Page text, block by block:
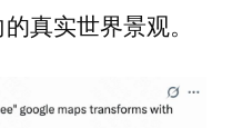
真实世界景观。